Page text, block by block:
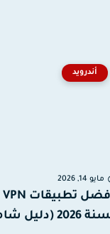
أندرويد
مايو 14, 2026
2026 (دليل شامل).